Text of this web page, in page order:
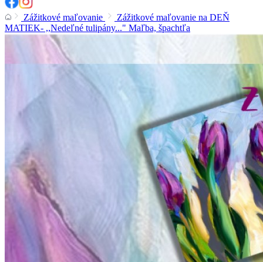
Zážitkové maľovanie
Zážitkové maľovanie na DEŇ
MATIEK- ,,Nedeľné tulipány..." Maľba, špachtľa